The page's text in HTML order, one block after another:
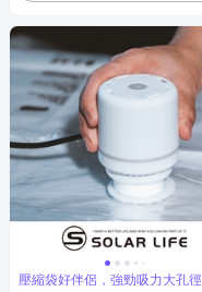
壓縮袋好伴侶，強勁吸力大孔徑